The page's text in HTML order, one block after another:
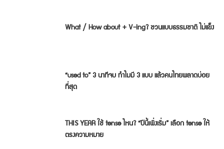
What / How about + V-ing? ชวนแบบธรรมชาติ ไม่แข็ง
“used to” 3 นาทีจบ ทำไมมี 3 แบบ แล้วคนไทยพลาดบ่อย
ที่สุด
THIS YEAR ใช้ tense ไหน? “ปีนี้เพิ่งเริ่ม” เลือก tense ให้
ตรงความหมาย